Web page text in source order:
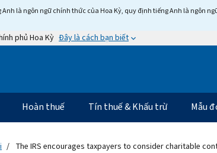
Anh là ngôn ngữ chính thức của Hoa Kỳ, quy định tiếng Anh là ngôn
phủ Hoa Kỳ Đây là cách bạn biết
Hoàn thuế Tín thuế & Khấu trừ Mẫu
The IRS encourages taxpayers to consider charitable